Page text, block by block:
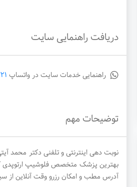
دریافت راهنمایی سایت
راهنمایی خدمات سایت در واتساپ
توضیحات مهم
نوبت دهی اینترنتی و تلفنی دکتر محمد
بهترین پزشک متخصص فلوشیپ ارتوپدی
آدرس مطب و امکان رزرو وقت آنلاین از